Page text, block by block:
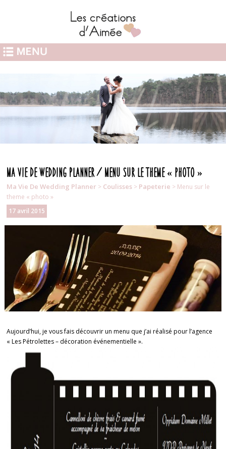
Ma Vie De Wedding Planner / Menu sur le theme « photo »
Ma Vie De Wedding Planner > Coulisses > Papeterie > Menu sur le
theme « photo »
17 avril 2015
Aujourd’hui, je vous fais découvrir un menu que j’ai réalisé pour l’agence
« Les Pétrolettes – décoration événementielle ».